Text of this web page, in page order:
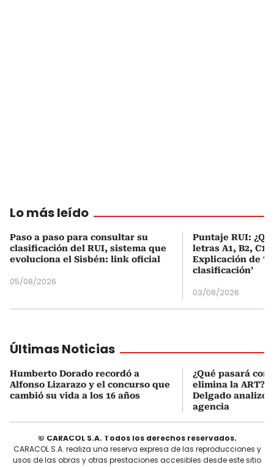
Lo más leído
Paso a paso para consultar su
clasificación del RUI, sistema que
evoluciona el Sisbén: link oficial
05/08/2026
Puntaje RUI:
letras A1, B2, C1
Explicación de
clasificación’
03/08/2026
Últimas Noticias
Humberto Dorado recordó a
Alfonso Lizarazo y el concurso que
cambió su vida a los 16 años
¿Qué pasará con
elimina la ART?
Delgado analizó
agencia
© CARACOL S.A. Todos los derechos reservados.
CARACOL S.A. realiza una reserva expresa de las reproducciones y
usos de las obras y otras prestaciones accesibles desde este sitio